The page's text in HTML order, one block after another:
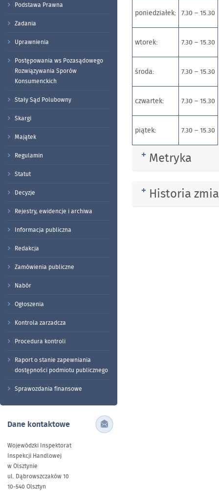
Podstawa Prawna
Zadania
Uprawnienia
Postępowania ws Pozasądowego
Rozwiązywania Sporów
Konsumenckich
Stały Sąd Polubowny
Skargi
Majątek
Regulamin
Statut
Decyzje
Rejestry, ewidencje i archiwa
Informacja publiczna
Redakcja
Zamówienia publiczne
Nabór
Ogłoszenia
Kontrola zarzadcza
Procedura kontroli
Raport o stanie zapewniania
dostępności podmiotu publicznego
Sprawozdania finansowe
Dane kontaktowe
Wojewódzki Inspektorat
Inspekcji Handlowej
w Olsztynie
ul. Dąbrowszczaków 10
10-540 Olsztyn
poniedziałek: 7.30 – 15.30
wtorek: 7.30 – 15.30
środa: 7.30 – 15.30
czwartek: 7.30 – 15.30
piątek: 7.30 – 15.30
Rozwiń
Metryka
Rozwiń
Historia